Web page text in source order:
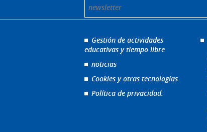
Gestión de actividades
educativas y tiempo libre
noticias
Cookies y otras tecnologías
Política de privacidad.